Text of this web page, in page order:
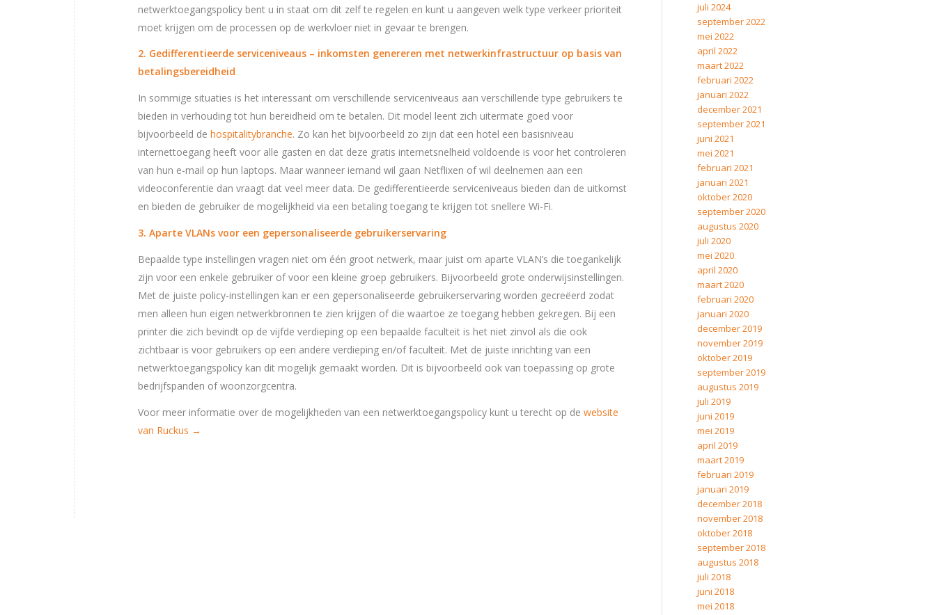
netwerktoegangspolicy bent u in staat om dit zelf te regelen en kunt u aangeven welk type verkeer prioriteit
moet krijgen om de processen op de werkvloer niet in gevaar te brengen.
2. Gedifferentieerde serviceniveaus – inkomsten genereren met netwerkinfrastructuur op basis van
betalingsbereidheid
In sommige situaties is het interessant om verschillende serviceniveaus aan verschillende type gebruikers te
bieden in verhouding tot hun bereidheid om te betalen. Dit model leent zich uitermate goed voor
bijvoorbeeld de hospitalitybranche. Zo kan het bijvoorbeeld zo zijn dat een hotel een basisniveau
internettoegang heeft voor alle gasten en dat deze gratis internetsnelheid voldoende is voor het controleren
van hun e-mail op hun laptops. Maar wanneer iemand wil gaan Netflixen of wil deelnemen aan een
videoconferentie dan vraagt dat veel meer data. De gedifferentieerde serviceniveaus bieden dan de uitkomst
en bieden de gebruiker de mogelijkheid via een betaling toegang te krijgen tot snellere Wi-Fi.
3. Aparte VLANs voor een gepersonaliseerde gebruikerservaring
Bepaalde type instellingen vragen niet om één groot netwerk, maar juist om aparte VLAN’s die toegankelijk
zijn voor een enkele gebruiker of voor een kleine groep gebruikers. Bijvoorbeeld grote onderwijsinstellingen.
Met de juiste policy-instellingen kan er een gepersonaliseerde gebruikerservaring worden gecreëerd zodat
men alleen hun eigen netwerkbronnen te zien krijgen of die waartoe ze toegang hebben gekregen. Bij een
printer die zich bevindt op de vijfde verdieping op een bepaalde faculteit is het niet zinvol als die ook
zichtbaar is voor gebruikers op een andere verdieping en/of faculteit. Met de juiste inrichting van een
netwerktoegangspolicy kan dit mogelijk gemaakt worden. Dit is bijvoorbeeld ook van toepassing op grote
bedrijfspanden of woonzorgcentra.
Voor meer informatie over de mogelijkheden van een netwerktoegangspolicy kunt u terecht op de website
van Ruckus →
juli 2024
september 2022
mei 2022
april 2022
maart 2022
februari 2022
januari 2022
december 2021
september 2021
juni 2021
mei 2021
februari 2021
januari 2021
oktober 2020
september 2020
augustus 2020
juli 2020
mei 2020
april 2020
maart 2020
februari 2020
januari 2020
december 2019
november 2019
oktober 2019
september 2019
augustus 2019
juli 2019
juni 2019
mei 2019
april 2019
maart 2019
februari 2019
januari 2019
december 2018
november 2018
oktober 2018
september 2018
augustus 2018
juli 2018
juni 2018
mei 2018